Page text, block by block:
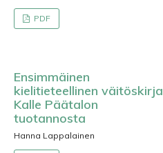
PDF
Ensimmäinen
kielitieteellinen väitöskirja
Kalle Päätalon
tuotannosta
Hanna Lappalainen